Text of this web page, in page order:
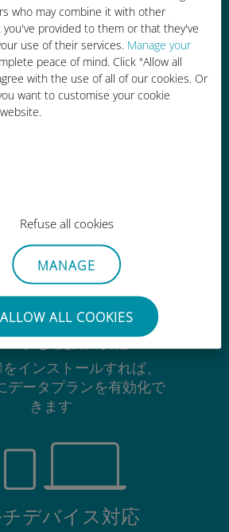
who may combine it with other
provided to them or that they've
use of their services. Manage your
peace of mind. Click "Allow all
with the use of all of our cookies. Or
want to customise your cookie
Refuse all cookies
MANAGE
ALLOW ALL COOKIES
たん追加購入
ータ残量がなくても、
でデータの追加購入が
可能
必要はありません
でも使用可能
インストールすれば、
データプランを有効化で
きます
デバイス対応